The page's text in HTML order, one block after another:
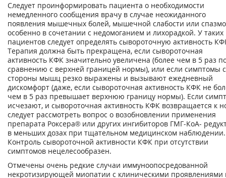
Следует проинформировать пациента о необходимости
немедленного сообщения врачу в случае неожиданного
появления мышечных болей, мышечной слабости или
особенно в сочетании с недомоганием и лихорадкой. У таких
пациентов следует определять сывороточную активность
Терапия должна быть прекращена, если сывороточная
активность КФК значительно увеличена (более чем в 5 раз
сравнению с верхней границей нормы), или если симптомы
стороны мышц резко выражены и вызывают ежедневный
дискомфорт (даже, если сывороточная активность КФК не
чем в 5 раз превышает верхнюю границу нормы). Если
исчезают, и сывороточная активность КФК возвращается к
следует рассмотреть вопрос о возобновлении применения
препарата Роксера® или других ингибиторов ГМГ-КоА-
в меньших дозах при тщательном медицинском наблюдении.
Контроль сывороточной активности КФК при отсутствии
симптомов нецелесообразен.
Отмечены очень редкие случаи иммуноопосредованной
некротизирующей миопатии с клиническими проявлениями